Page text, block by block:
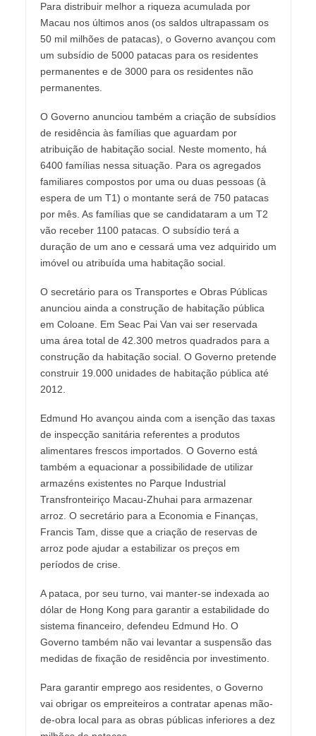
Para distribuir melhor a riqueza acumulada por
Macau nos últimos anos (os saldos ultrapassam os
50 mil milhões de patacas), o Governo avançou com
um subsídio de 5000 patacas para os residentes
permanentes e de 3000 para os residentes não
permanentes.
O Governo anunciou também a criação de subsídios
de residência às famílias que aguardam por
atribuição de habitação social. Neste momento, há
6400 famílias nessa situação. Para os agregados
familiares compostos por uma ou duas pessoas (à
espera de um T1) o montante será de 750 patacas
por mês. As famílias que se candidataram a um T2
vão receber 1100 patacas. O subsídio terá a
duração de um ano e cessará uma vez adquirido um
imóvel ou atribuída uma habitação social.
O secretário para os Transportes e Obras Públicas
anunciou ainda a construção de habitação pública
em Coloane. Em Seac Pai Van vai ser reservada
uma área total de 42.300 metros quadrados para a
construção da habitação social. O Governo pretende
construir 19.000 unidades de habitação pública até
2012.
Edmund Ho avançou ainda com a isenção das taxas
de inspecção sanitária referentes a produtos
alimentares frescos importados. O Governo está
também a equacionar a possibilidade de utilizar
armazéns existentes no Parque Industrial
Transfronteiriço Macau-Zhuhai para armazenar
arroz. O secretário para a Economia e Finanças,
Francis Tam, disse que a criação de reservas de
arroz pode ajudar a estabilizar os preços em
períodos de crise.
A pataca, por seu turno, vai manter-se indexada ao
dólar de Hong Kong para garantir a estabilidade do
sistema financeiro, defendeu Edmund Ho. O
Governo também não vai levantar a suspensão das
medidas de fixação de residência por investimento.
Para garantir emprego aos residentes, o Governo
vai obrigar os empreiteiros a contratar apenas mão-
de-obra local para as obras públicas inferiores a dez